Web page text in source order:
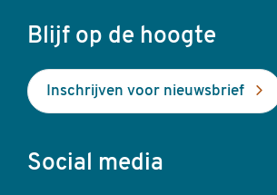
Blijf op de hoogte
Inschrijven voor nieuwsbrief
Social media